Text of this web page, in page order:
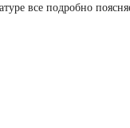
все подробно